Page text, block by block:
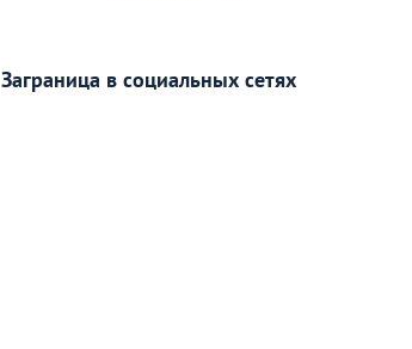
Заграница в социальных сетях